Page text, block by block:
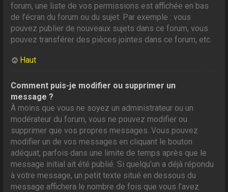
forum, une liste de vos permissions est affichée en bas
de l’écran du forum ou du sujet. Par exemple : vous
pouvez publier de nouveaux sujets dans ce forum, vous
pouvez transférer des pièces jointes dans ce forum, etc.
Haut
Comment puis-je modifier ou supprimer un
message ?
À moins que vous ne soyez un administrateur ou un
modérateur du forum, vous ne pouvez modifier ou
supprimer que vos propres messages. Vous pouvez
modifier un de vos messages en cliquant le bouton
adéquat, parfois dans une limite de temps après que le
message initial ait été publié. Si quelqu’un a déjà répondu
à votre message, un petit texte situé en dessous du
message affichera le nombre de fois que vous l’avez